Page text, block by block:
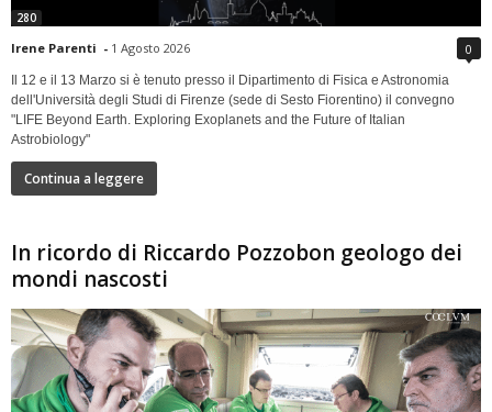
280
Irene Parenti - 1 Agosto 2026 0
Il 12 e il 13 Marzo si è tenuto presso il Dipartimento di Fisica e Astronomia
dell'Università degli Studi di Firenze (sede di Sesto Fiorentino) il convegno
"LIFE Beyond Earth. Exploring Exoplanets and the Future of Italian
Astrobiology"
Continua a leggere
In ricordo di Riccardo Pozzobon geologo dei
mondi nascosti